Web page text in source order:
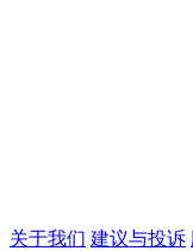
关于我们 建议与投诉